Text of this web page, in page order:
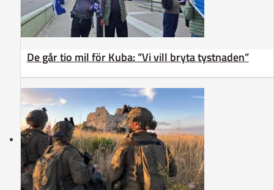
De går tio mil för Kuba: ”Vi vill bryta tystnaden”